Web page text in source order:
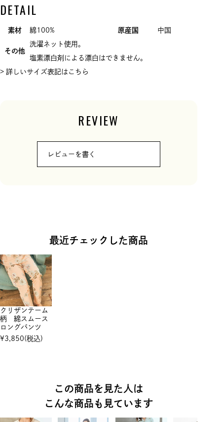
DETAIL
素材 綿100% 原産国 中国
その他
洗濯ネット使用。
塩素漂白剤による漂白はできません。
> 詳しいサイズ表記はこちら
REVIEW
レビューを書く
最近チェックした商品
クリザンテーム
柄 綿スムース
ロングパンツ
¥3,850(税込)
この商品を見た人は
こんな商品も見ています